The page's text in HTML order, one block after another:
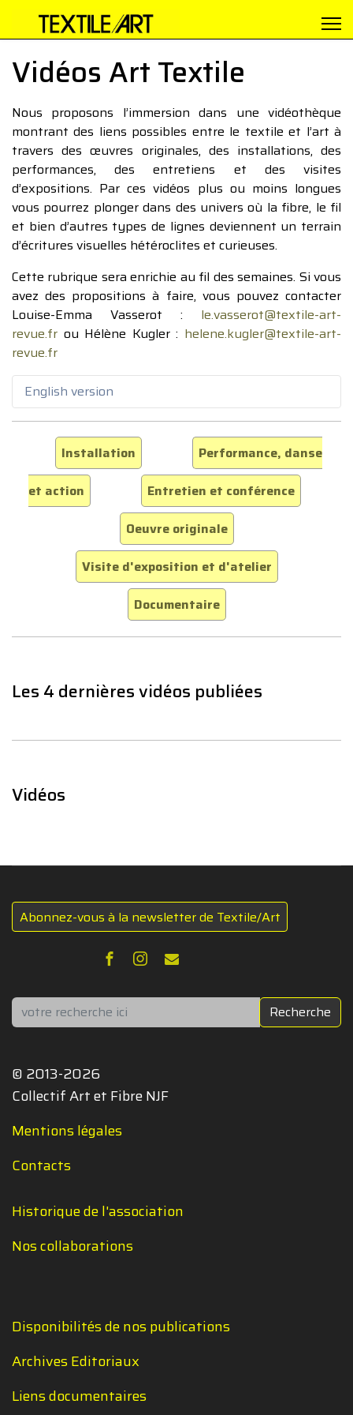
Vidéos Art Textile
Nous proposons l’immersion dans une vidéothèque
montrant des liens possibles entre le textile et l’art à
travers des œuvres originales, des installations, des
performances, des entretiens et des visites
d’expositions. Par ces vidéos plus ou moins longues
vous pourrez plonger dans des univers où la fibre, le fil
et bien d’autres types de lignes deviennent un terrain
d’écritures visuelles hétéroclites et curieuses.
Cette rubrique sera enrichie au fil des semaines. Si vous
avez des propositions à faire, vous pouvez contacter
Louise-Emma Vasserot : le.vasserot@textile-art-
revue.fr ou Hélène Kugler : helene.kugler@textile-art-
revue.fr
English version
Installation
Performance, danse
et action
Entretien et conférence
Oeuvre originale
Visite d'exposition et d'atelier
Documentaire
Les 4 dernières vidéos publiées
Vidéos
Abonnez-vous à la newsletter de Textile/Art
Rechercher Recherche
© 2013-2026
Collectif Art et Fibre NJF
Mentions légales
Contacts
Historique de l'association
Nos collaborations
Disponibilités de nos publications
Archives Editoriaux
Liens documentaires